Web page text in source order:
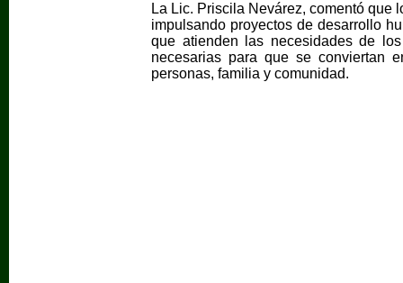
La Lic. Priscila Nevárez, comentó que
impulsando proyectos de desarrollo
que atienden las necesidades de
necesarias para que se conviertan
personas, familia y comunidad.